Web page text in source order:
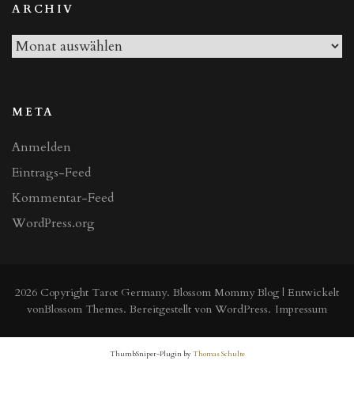
ARCHIV
Archiv
META
Anmelden
Eintrags-Feed
Kommentar-Feed
WordPress.org
2026 Copyright Tarot Germany. Blossom Mommy Blog | Entwickelt
vonBlossom Themes. Bereitgestellt von WordPress. Impressum
ThumbSniper-Plugin by Thomas Schulte